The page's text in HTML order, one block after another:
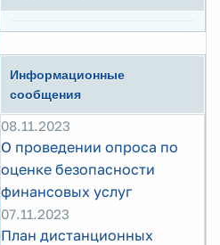
Информационные
сообщения
08.11.2023
О проведении опроса по
оценке безопасности
финансовых услуг
07.11.2023
План дистанционных